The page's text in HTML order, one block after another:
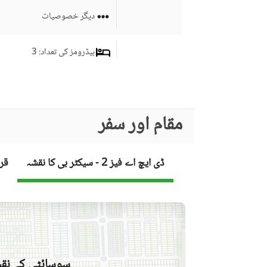
دیگر خصوصیات
بیڈرومز کی تعداد: 3
برانڈ بینڈ انٹرنیٹ تک رسائی
دیگر کاروباری اور مواصلات
کی سہولیات
مقام اور سفر
ڈی ایچ اے فیز 2 - سیکٹر بی کا نقشہ